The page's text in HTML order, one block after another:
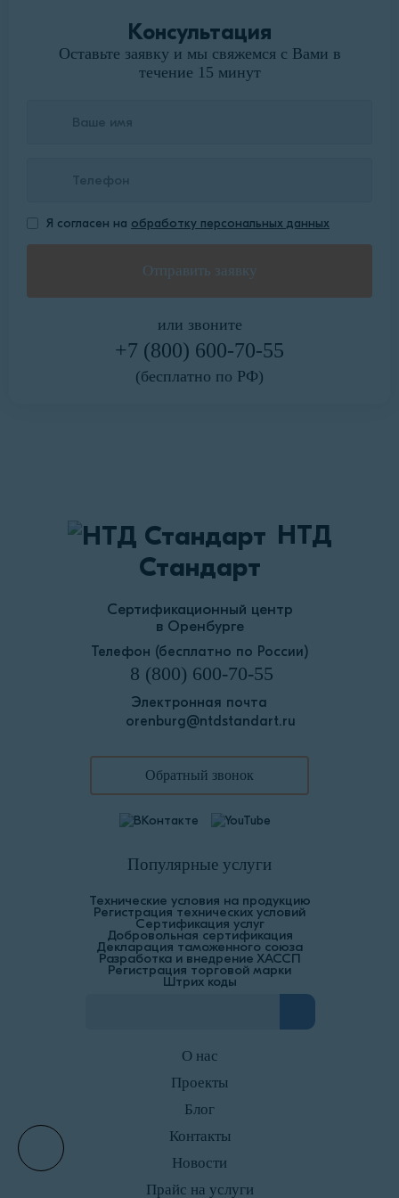
Консультация
Оставьте заявку и мы свяжемся с Вами в
течение 15 минут
Я согласен на обработку персональных данных
или звоните
+7 (800) 600-70-55
(бесплатно по РФ)
НТД
Стандарт
Сертификационный центр
в Оренбурге
Телефон (бесплатно по России)
8 (800) 600-70-55
Электронная почта
orenburg@ntdstandart.ru
Обратный звонок
Популярные услуги
Технические условия на продукцию
Регистрация технических условий
Сертификация услуг
Добровольная сертификация
Декларация таможенного союза
Разработка и внедрение ХАССП
Регистрация торговой марки
Штрих коды
О нас
Проекты
Блог
Контакты
Новости
Прайс на услуги